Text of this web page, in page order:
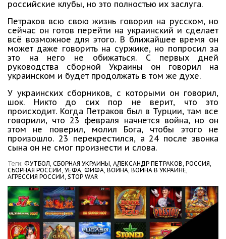
российские клубы, но это полностью их заслуга.
Петраков всю свою жизнь говорил на русском, но
сейчас он готов перейти на украинский и сделает
всё возможное для этого. В ближайшее время он
может даже говорить на суржике, но попросил за
это на него не обижаться. С первых дней
руководства сборной Украины он говорил на
украинском и будет продолжать в том же духе.
У украинских сборников, с которыми он говорил,
шок. Никто до сих пор не верит, что это
происходит. Когда Петраков был в Турции, там все
говорили, что 23 февраля начнется война, но он
этом не поверил, молил Бога, чтобы этого не
произошло. 23 перекрестился, а 24 после звонка
сына он не смог произнести и слова.
Теги: ФУТБОЛ, СБОРНАЯ УКРАИНЫ, АЛЕКСАНДР ПЕТРАКОВ, РОССИЯ,
СБОРНАЯ РОССИИ, УЕФА, ФИФА, ВОЙНА, ВОЙНА В УКРАИНЕ,
АГРЕССИЯ РОССИИ, STOP WAR